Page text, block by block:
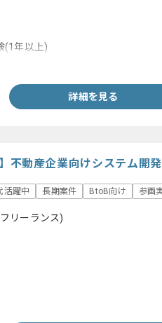
(1年以上)
詳細を見る
不動産企業向けシステム開
活躍中 長期案件 BtoB向け 参画
リーランス)